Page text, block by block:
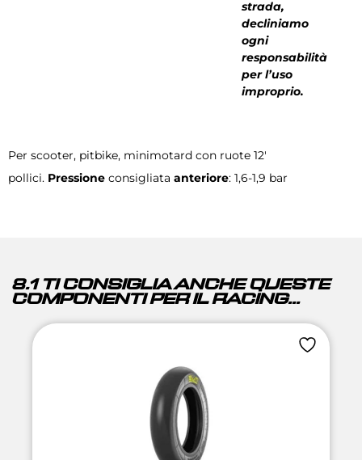
strada,
decliniamo
ogni
responsabilità
per l’uso
improprio.
Per scooter, pitbike, minimotard con ruote 12′
pollici. Pressione consigliata anteriore: 1,6-1,9 bar
8.1 TI CONSIGLIA ANCHE QUESTE
COMPONENTI PER IL RACING...